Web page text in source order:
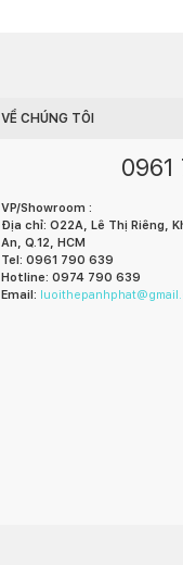
VỀ CHÚNG TÔI
0961
VP/Showroom :
Địa chỉ: O22A, Lê Thị Riêng,
An, Q.12, HCM
Tel: 0961 790 639
Hotline: 0974 790 639
Email: